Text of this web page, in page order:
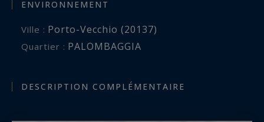
ENVIRONNEMENT
Ville : Porto-Vecchio (20137)
Quartier : PALOMBAGGIA
DESCRIPTION COMPLÉMENTAIRE